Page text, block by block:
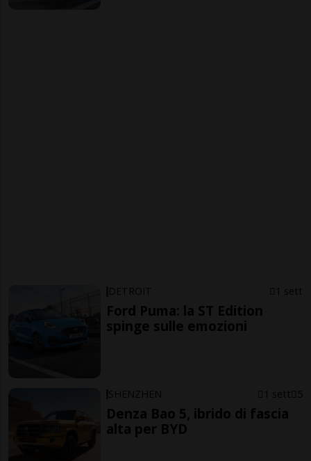
DETROIT 1 sett
Ford Puma: la ST Edition
spinge sulle emozioni
SHENZHEN 1 sett 5
Denza Bao 5, ibrido di fascia
alta per BYD